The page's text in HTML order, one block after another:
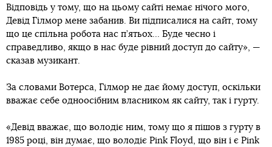
Відповідь у тому, що на цьому сайті немає нічого мого,
Девід Гілмор мене забанив. Ви підписалися на сайт, тому
що це спільна робота нас п’ятьох… Буде чесно і
справедливо, якщо в нас буде рівний доступ до сайту», —
сказав музикант.
За словами Вотерса, Гілмор не дає йому доступ, оскільки
вважає себе одноосібним власником як сайту, так і гурту.
«Девід вважає, що володіє ним, тому що я пішов з гурту в
1985 році, він думає, що володіє Pink Floyd, що він і є Pink